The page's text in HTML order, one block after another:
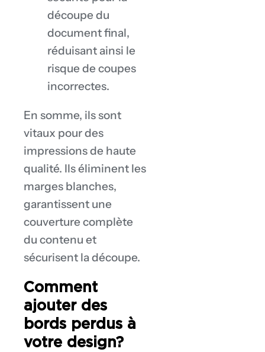
découpe du
document final,
réduisant ainsi le
risque de coupes
incorrectes.
En somme, ils sont
vitaux pour des
impressions de haute
qualité. Ils éliminent les
marges blanches,
garantissent une
couverture complète
du contenu et
sécurisent la découpe.
Comment
ajouter des
bords perdus à
votre design?